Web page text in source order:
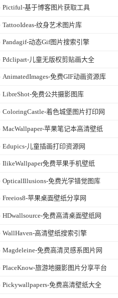
Pictiful-基于博客图片获取工具
TattooIdeas-纹身艺术图片库
Pandagif-动态Gif图片搜索引擎
Pdclipart-儿童无版权剪贴画大全
AnimatedImages-免费GIF动画资源库
LibreShot-免费公共摄影图库
ColoringCastle-着色城堡图片打印网
MacWallpaper-苹果笔记本高清壁纸
Edupics-儿童插画打印资源网
IlikeWallpaper免费苹果手机壁纸
OpticalIllusions-免费光学错觉图库
Freeios8-苹果桌面壁纸分享网
HDwallsource-免费高清桌面壁纸网
WallHaven-高清壁纸搜索引擎
Magdeleine-免费高清灵感系图片网
PlaceKnow-旅游地摄影图片分享平台
Pickywallpapers-免费高清壁纸大全